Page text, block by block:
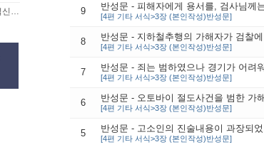
9 반성문 - 피해자에게 용서를, 검사님께
[4편 기타 서식>3장 (본인작성)반성문]
8 반성문 - 지하철추행의 가해자가 검찰
[4편 기타 서식>3장 (본인작성)반성문]
7 반성문 - 죄는 범하였으나 경기가 어려
[4편 기타 서식>3장 (본인작성)반성문]
6 반성문 - 오토바이 절도사건을 범한 가
[4편 기타 서식>3장 (본인작성)반성문]
5 반성문 - 고소인의 진술내용이 과장되
[4편 기타 서식>3장 (본인작성)반성문]
자수서, 신변보호요청서, 증인불출석신고서